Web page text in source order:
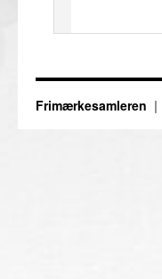
Frimærkesamleren